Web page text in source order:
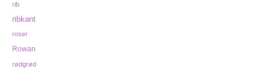
rib
ribkant
roser
Rowan
rødgrød